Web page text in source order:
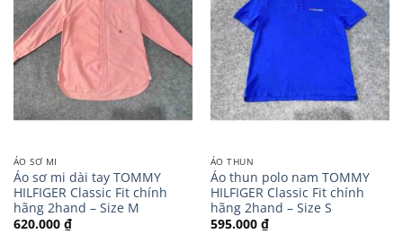
ÁO SƠ MI
Áo sơ mi dài tay TOMMY
HILFIGER Classic Fit chính
hãng 2hand – Size M
620.000 ₫
ÁO THUN
Áo thun polo nam TOMMY
HILFIGER Classic Fit chính
hãng 2hand – Size S
595.000 ₫